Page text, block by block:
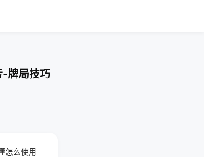
-牌局技巧
怎么使用